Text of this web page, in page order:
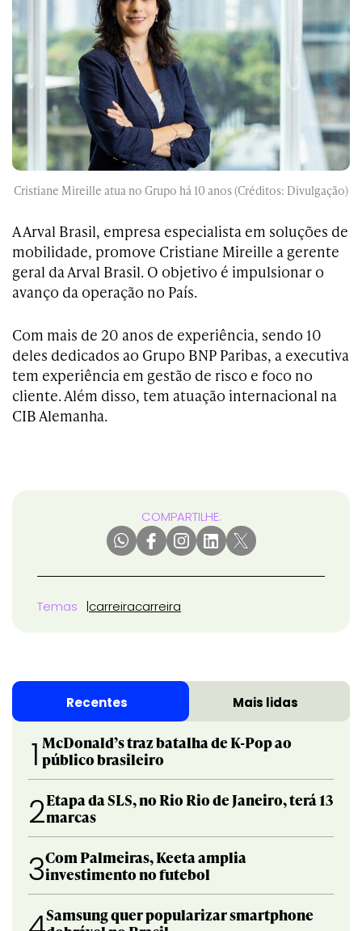
Cristiane Mireille atua no Grupo há 10 anos (Créditos: Divulgação)
A Arval Brasil, empresa especialista em soluções de
mobilidade, promove Cristiane Mireille a gerente
geral da Arval Brasil. O objetivo é impulsionar o
avanço da operação no País.
Com mais de 20 anos de experiência, sendo 10
deles dedicados ao Grupo BNP Paribas, a executiva
tem experiência em gestão de risco e foco no
cliente. Além disso, tem atuação internacional na
CIB Alemanha.
COMPARTILHE:
Temas carreiracarreira
Recentes Mais lidas
1 McDonald’s traz batalha de K-Pop ao
público brasileiro
2Etapa da SLS, no Rio Rio de Janeiro, terá 13
marcas
3Com Palmeiras, Keeta amplia
investimento no futebol
Samsung quer popularizar smartphone